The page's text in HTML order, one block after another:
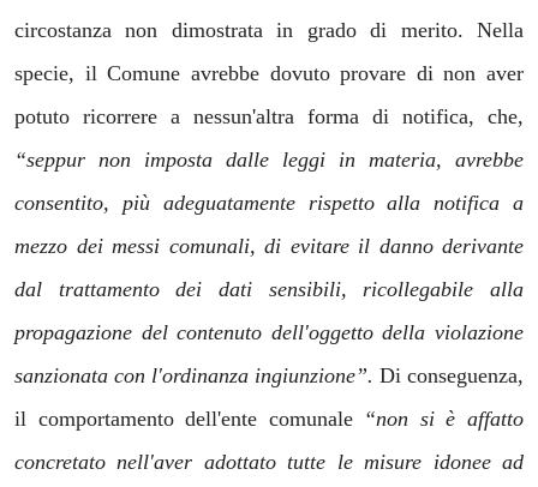
circostanza non dimostrata in grado di merito. Nella
specie, il Comune avrebbe dovuto provare di non aver
potuto ricorrere a nessun'altra forma di notifica, che,
“seppur non imposta dalle leggi in materia, avrebbe
consentito, più adeguatamente rispetto alla notifica a
mezzo dei messi comunali, di evitare il danno derivante
dal trattamento dei dati sensibili, ricollegabile alla
propagazione del contenuto dell'oggetto della violazione
sanzionata con l'ordinanza ingiunzione”. Di conseguenza,
il comportamento dell'ente comunale “non si è affatto
concretato nell'aver adottato tutte le misure idonee ad